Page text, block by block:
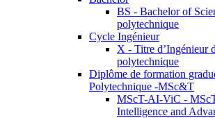
BS - Bachelor of
polytechnique
Cycle Ingénieur
X - Titre d’Ingénieur
polytechnique
Diplôme de formation
Polytechnique -MSc&T
MScT-AI-ViC -
Intelligence and